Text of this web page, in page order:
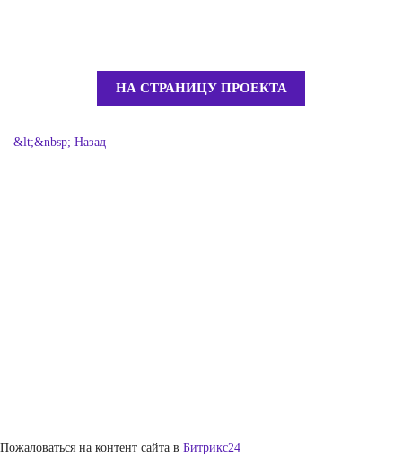
НА СТРАНИЦУ ПРОЕКТА
&lt;&nbsp; Назад
Пожаловаться на контент cайта в Битрикс24